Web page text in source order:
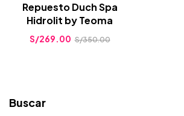
Repuesto Duch Spa
Hidrolit by Teoma
S/269.00 S/350.00
Buscar